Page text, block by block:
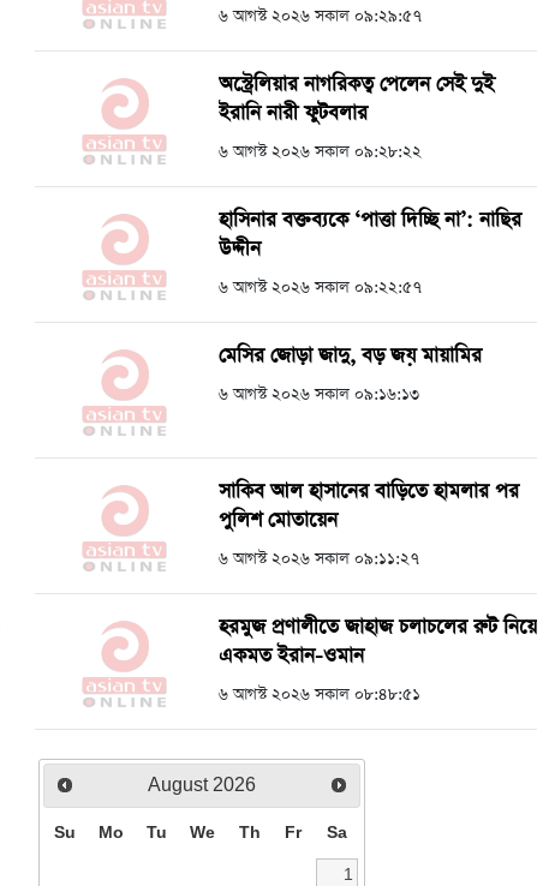
৬ আগস্ট ২০২৬ সকাল ০৯:২৯:৫৭
অস্ট্রেলিয়ার নাগরিকত্ব পেলেন সেই দুই
ইরানি নারী ফুটবলার
৬ আগস্ট ২০২৬ সকাল ০৯:২৮:২২
হাসিনার বক্তব্যকে ‘পাত্তা দিচ্ছি না’: নাছির
উদ্দীন
৬ আগস্ট ২০২৬ সকাল ০৯:২২:৫৭
মেসির জোড়া জাদু, বড় জয় মায়ামির
৬ আগস্ট ২০২৬ সকাল ০৯:১৬:১৩
সাকিব আল হাসানের বাড়িতে হামলার পর
পুলিশ মোতায়েন
৬ আগস্ট ২০২৬ সকাল ০৯:১১:২৭
হরমুজ প্রণালীতে জাহাজ চলাচলের রুট নিয়ে
একমত ইরান-ওমান
৬ আগস্ট ২০২৬ সকাল ০৮:৪৮:৫১
August 2026
Su Mo Tu We Th Fr Sa
1